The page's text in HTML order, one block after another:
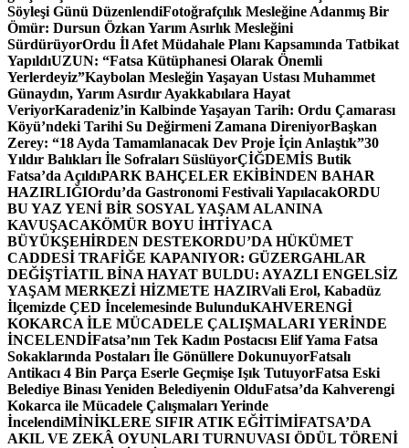
Söyleşi Günü DüzenlendiFotoğrafçılık Mesleğine Adanmış Bir
Ömür: Dursun Özkan Yarım Asırlık Mesleğini
SürdürüyorOrdu İl Afet Müdahale Planı Kapsamında Tatbikat
YapıldıUZUN: “Fatsa Kütüphanesi Olarak Önemli
Yerlerdeyiz”Kaybolan Mesleğin Yaşayan Ustası Muhammet
Günaydın, Yarım Asırdır Ayakkabılara Hayat
VeriyorKaradeniz’in Kalbinde Yaşayan Tarih: Ordu Çamarası
Köyü’ndeki Tarihi Su Değirmeni Zamana DireniyorBaşkan
Zerey: “18 Ayda Tamamlanacak Dev Proje İçin Anlaştık”30
Yıldır Balıkları İle Sofraları SüslüyorÇİĞDEMİS Butik
Fatsa’da AçıldıPARK BAHÇELER EKİBİNDEN BAHAR
HAZIRLIĞIOrdu’da Gastronomi Festivali YapılacakORDU
BU YAZ YENİ BİR SOSYAL YAŞAM ALANINA
KAVUŞACAKÖMÜR BOYU İHTİYACA
BÜYÜKŞEHİRDEN DESTEKORDU’DA HÜKÜMET
CADDESİ TRAFİĞE KAPANIYOR: GÜZERGAHLAR
DEĞİŞTİATIL BİNA HAYAT BULDU: AYAZLI ENGELSİZ
YAŞAM MERKEZİ HİZMETE HAZIRVali Erol, Kabadüz
İlçemizde ÇED İncelemesinde BulunduKAHVERENGİ
KOKARCA İLE MÜCADELE ÇALIŞMALARI YERİNDE
İNCELENDİFatsa’nın Tek Kadın Postacısı Elif Yama Fatsa
Sokaklarında Postaları İle Gönüllere DokunuyorFatsalı
Antikacı 4 Bin Parça Eserle Geçmişe Işık TutuyorFatsa Eski
Belediye Binası Yeniden Belediyenin OlduFatsa’da Kahverengi
Kokarca ile Mücadele Çalışmaları Yerinde
İncelendiMİNİKLERE SIFIR ATIK EĞİTİMİFATSA’DA
AKIL VE ZEKÂ OYUNLARI TURNUVASI ÖDÜL TÖRENİ